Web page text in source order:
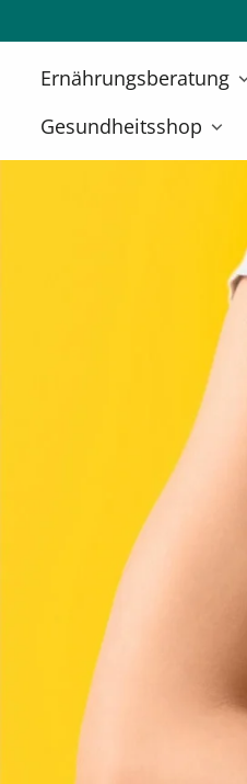
Inhalt
Ernährungsberatung
Gesundheitsshop